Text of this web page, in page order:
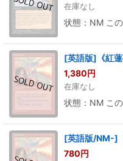
在庫なし
状態：NM こ
[英語版]《紅
1,380円
在庫なし
状態：NM こ
[英語版/NM-]
780円